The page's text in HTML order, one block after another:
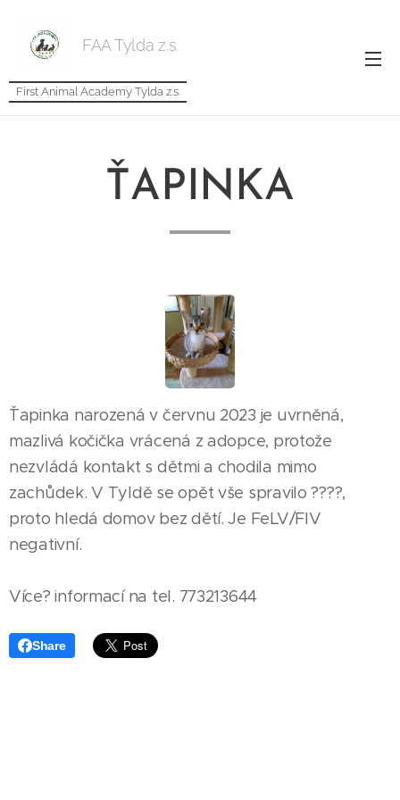
FAA Tylda z.s.
First Animal Academy Tylda z.s.
ŤAPINKA
Ťapinka narozená v červnu 2023 je uvrněná,
mazlivá kočička vrácená z adopce, protože
nezvládá kontakt s dětmi a chodila mimo
zachůdek. V Tyldě se opět vše spravilo ????,
proto hledá domov bez dětí. Je FeLV/FIV
negativní.
Více? informací na tel. 773213644
Share